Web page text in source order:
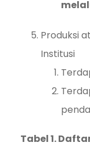
Produksi
Institusi
Tabel 1.